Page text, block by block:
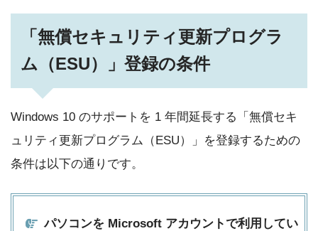
「無償セキュリティ更新プログラ
ム（ESU）」登録の条件
Windows 10 のサポートを 1 年間延長する「無償セキ
ュリティ更新プログラム（ESU）」を登録するための
条件は以下の通りです。
パソコンを Microsoft アカウントで利用してい